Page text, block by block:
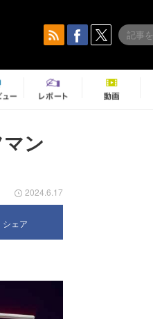
ン
2024.6.17
シェア